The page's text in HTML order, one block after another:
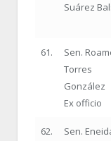
Suárez
61.
Sen.
Torres
González
Ex officio
62.
Sen.